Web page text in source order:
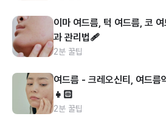
이마 여드름, 턱 여드름, 코
과 관리법🩹
2분 꿀팁
여드름 - 크레오신티, 여드름
👧🏻
2분 꿀팁